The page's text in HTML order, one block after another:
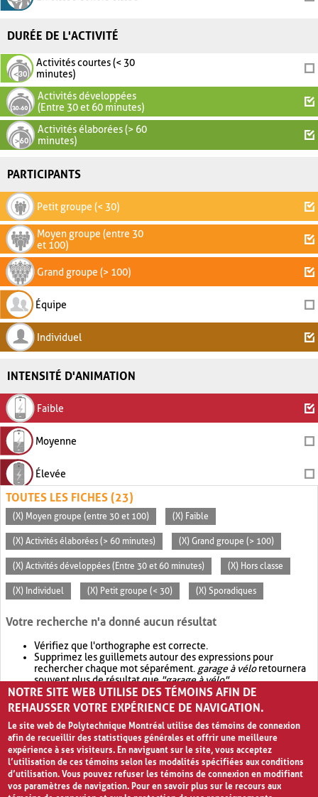
DURÉE DE L'ACTIVITÉ
Activités courtes (< 30
minutes)
Activités développées
(Entre 30 et 60 minutes)
Activités élaborées (> 60
minutes)
PARTICIPANTS
Petit groupe (< 30)
Moyen groupe (entre 30
et 100)
Grand groupe (> 100)
Équipe
Individuel
INTENSITÉ D'ANIMATION
Faible
Moyenne
Élevée
TOUTES LES FICHES (23)
(X) Moyen groupe (entre 30 et 100) (X) Faible
(X) Activités élaborées (> 60 minutes) (X) Grand groupe (> 100)
(X) Activités développées (Entre 30 et 60 minutes) (X) Hors classe
(X) Individuel (X) Petit groupe (< 30) (X) Sporadiques
Votre recherche n'a donné aucun résultat
Vérifiez que l'orthographe est correcte.
Supprimez les guillemets autour des expressions pour
rechercher chaque mot séparément. garage à véloretournera
souvent plus de résultat que"garage à vélo".
Envisagez d'élargir votre recherche avec OR.garage OR vélo
retournera souvent plus de résultat quegarage à vélo
NOTRE SITE WEB UTILISE DES TÉMOINS AFIN DE
REHAUSSER VOTRE EXPÉRIENCE DE NAVIGATION.
Le site web de Polytechnique Montréal utilise des témoins de connexion
afin de recueillir des statistiques générales et offrir une meilleure
expérience à ses visiteurs. En naviguant sur le site, vous acceptez
l’utilisation de ces témoins selon les modalités spécifiées aux conditions
d’utilisation. Vous pouvez refuser les témoins de connexion en modifiant
vos paramètres de navigation. Pour en savoir plus sur le recours aux